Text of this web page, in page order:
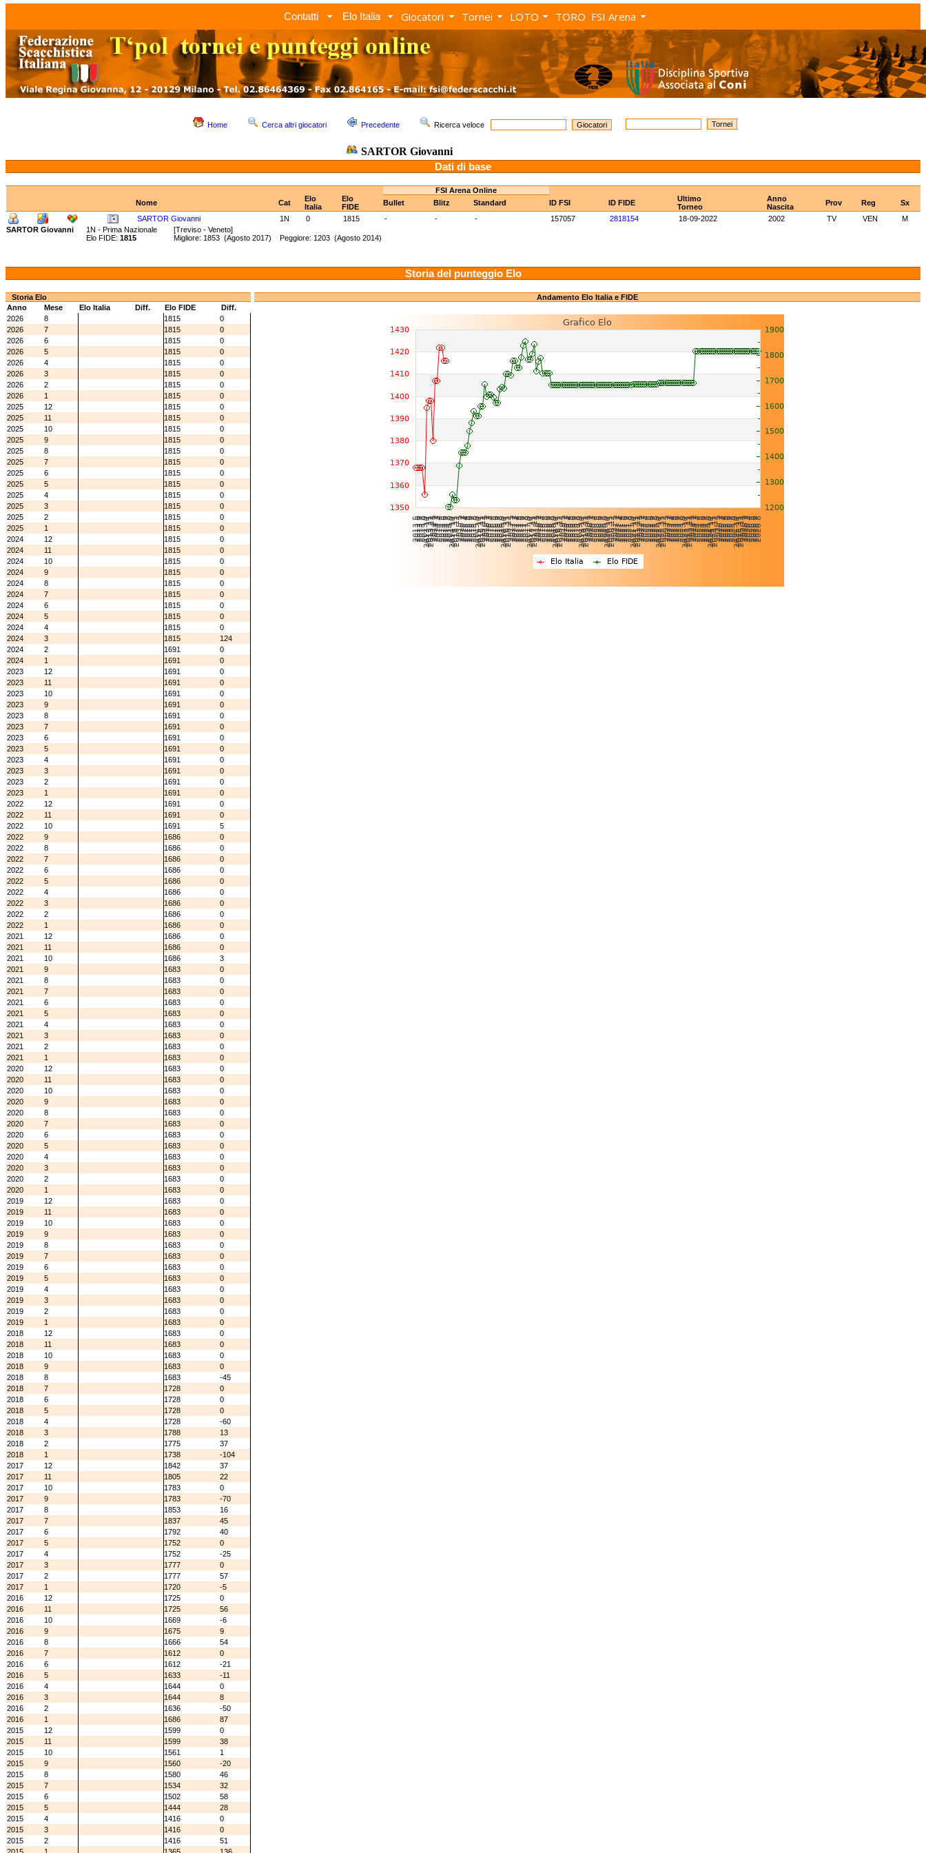
Contatti Elo Italia Giocatori Tornei LOTO TORO FSI Arena
Home Cerca altri giocatori Precedente Ricerca veloce
SARTOR Giovanni
Dati di base
FSI Arena Online
Nome
Cat
Elo
Italia
Elo
FIDE
Bullet Blitz Standard ID FSI ID FIDE
Ultimo
Torneo
Anno
Nascita
Prov Reg
Sx
SARTOR Giovanni
1N 0 1815 - - - 157057 2818154 18-09-2022 2002 TV VEN
M
SARTOR Giovanni
1N - Prima Nazionale [Treviso - Veneto]
Elo FIDE: 1815 Migliore: 1853 (Agosto 2017) Peggiore: 1203 (Agosto 2014)
Storia del punteggio Elo
Storia Elo
Anno
Mese Elo Italia Diff. Elo FIDE
Diff.
2026
8 1815
0
2026
7 1815
0
2026
6 1815
0
2026
5 1815
0
2026
4 1815
0
2026
3 1815
0
2026
2 1815
0
2026
1 1815
0
2025
12 1815
0
2025
11 1815
0
2025
10 1815
0
2025
9 1815
0
2025
8 1815
0
2025
7 1815
0
2025
6 1815
0
2025
5 1815
0
2025
4 1815
0
2025
3 1815
0
2025
2 1815
0
2025
1 1815
0
2024
12 1815
0
2024
11 1815
0
2024
10 1815
0
2024
9 1815
0
2024
8 1815
0
2024
7 1815
0
2024
6 1815
0
2024
5 1815
0
2024
4 1815
0
2024
3 1815
124
2024
2 1691
0
2024
1 1691
0
2023
12 1691
0
2023
11 1691
0
2023
10 1691
0
2023
9 1691
0
2023
8 1691
0
2023
7 1691
0
2023
6 1691
0
2023
5 1691
0
2023
4 1691
0
2023
3 1691
0
2023
2 1691
0
2023
1 1691
0
2022
12 1691
0
2022
11 1691
0
2022
10 1691
5
2022
9 1686
0
2022
8 1686
0
2022
7 1686
0
2022
6 1686
0
2022
5 1686
0
2022
4 1686
0
2022
3 1686
0
2022
2 1686
0
2022
1 1686
0
2021
12 1686
0
2021
11 1686
0
2021
10 1686
3
2021
9 1683
0
2021
8 1683
0
2021
7 1683
0
2021
6 1683
0
2021
5 1683
0
2021
4 1683
0
2021
3 1683
0
2021
2 1683
0
2021
1 1683
0
2020
12 1683
0
2020
11 1683
0
2020
10 1683
0
2020
9 1683
0
2020
8 1683
0
2020
7 1683
0
2020
6 1683
0
2020
5 1683
0
2020
4 1683
0
2020
3 1683
0
2020
2 1683
0
2020
1 1683
0
2019
12 1683
0
2019
11 1683
0
2019
10 1683
0
2019
9 1683
0
2019
8 1683
0
2019
7 1683
0
2019
6 1683
0
2019
5 1683
0
2019
4 1683
0
2019
3 1683
0
2019
2 1683
0
2019
1 1683
0
2018
12 1683
0
2018
11 1683
0
2018
10 1683
0
2018
9 1683
0
2018
8 1683
-45
2018
7 1728
0
2018
6 1728
0
2018
5 1728
0
2018
4 1728
-60
2018
3 1788
13
2018
2 1775
37
2018
1 1738
-104
2017
12 1842
37
2017
11 1805
22
2017
10 1783
0
2017
9 1783
-70
2017
8 1853
16
2017
7 1837
45
2017
6 1792
40
2017
5 1752
0
2017
4 1752
-25
2017
3 1777
0
2017
2 1777
57
2017
1 1720
-5
2016
12 1725
0
2016
11 1725
56
2016
10 1669
-6
2016
9 1675
9
2016
8 1666
54
2016
7 1612
0
2016
6 1612
-21
2016
5 1633
-11
2016
4 1644
0
2016
3 1644
8
2016
2 1636
-50
2016
1 1686
87
2015
12 1599
0
2015
11 1599
38
2015
10 1561
1
2015
9 1560
-20
2015
8 1580
46
2015
7 1534
32
2015
6 1502
58
2015
5 1444
28
2015
4 1416
0
2015
3 1416
0
2015
2 1416
51
Andamento Elo Italia e FIDE